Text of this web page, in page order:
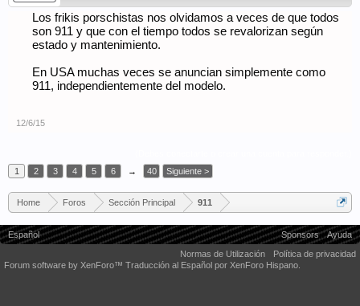
Los frikis porschistas nos olvidamos a veces de que todos
son 911 y que con el tiempo todos se revalorizan según
estado y mantenimiento.
En USA muchas veces se anuncian simplemente como
911, independientemente del modelo.
12/6/15
1
2 3 4 5 6 → 40 Siguiente >
Home Foros Sección Principal 911
Español Sponsors
Ayuda
Normas de Utilización
Política de privacidad
Forum software by XenForo™ Traducción al Español por XenForo Hispano.